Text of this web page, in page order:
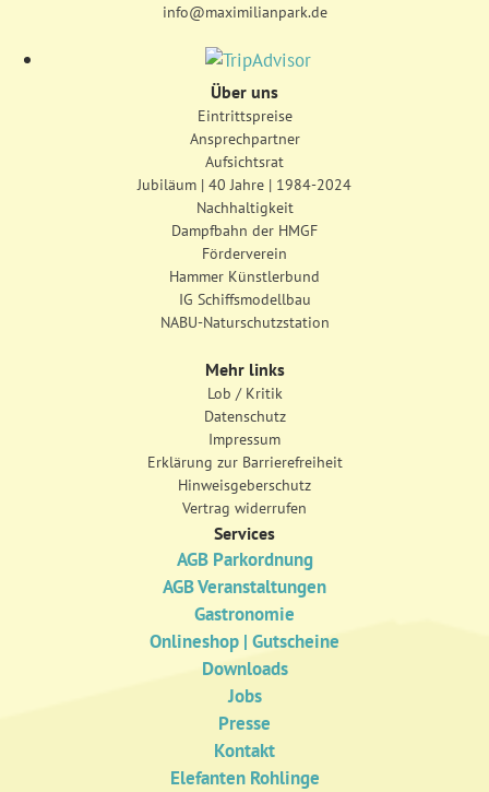
info@maximilianpark.de
Über uns
Eintrittspreise
Ansprechpartner
Aufsichtsrat
Jubiläum | 40 Jahre | 1984-2024
Nachhaltigkeit
Dampfbahn der HMGF
Förderverein
Hammer Künstlerbund
IG Schiffsmodellbau
NABU-Naturschutzstation
Mehr links
Lob / Kritik
Datenschutz
Impressum
Erklärung zur Barrierefreiheit
Hinweisgeberschutz
Vertrag widerrufen
Services
AGB Parkordnung
AGB Veranstaltungen
Gastronomie
Onlineshop | Gutscheine
Downloads
Jobs
Presse
Kontakt
Elefanten Rohlinge